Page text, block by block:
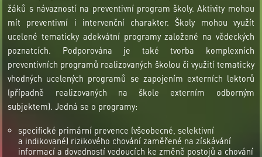
žáků s návazností na preventivní program školy. Aktivity mohou
mít preventivní i intervenční charakter. Školy mohou využít
ucelené tematicky adekvátní programy založené na vědeckých
poznatcích. Podporována je také tvorba komplexních
preventivních programů realizovaných školou či využití tematicky
vhodných ucelených programů se zapojením externích lektorů
(případně realizovaných na škole externím odborným
subjektem). Jedná se o programy:
specifické primární prevence (všeobecné, selektivní
a indikované) rizikového chování zaměřené na získávání
informací a dovedností vedoucích ke změně postojů a chování